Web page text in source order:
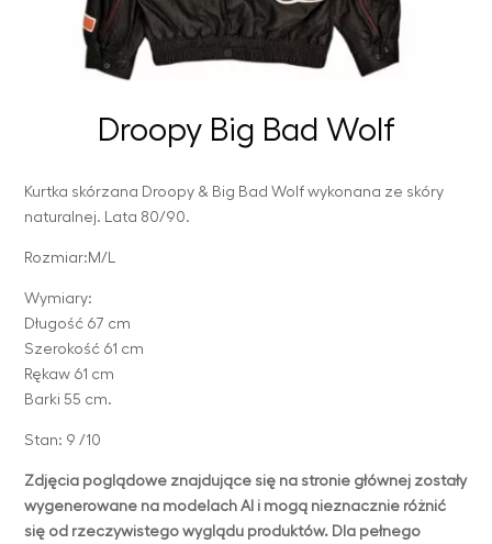
Droopy Big Bad Wolf
Kurtka skórzana Droopy & Big Bad Wolf wykonana ze skóry
naturalnej. Lata 80/90.
Rozmiar:M/L
Wymiary:
Długość 67 cm
Szerokość 61 cm
Rękaw 61 cm
Barki 55 cm.
Stan: 9 /10
Zdjęcia poglądowe znajdujące się na stronie głównej zostały
wygenerowane na modelach AI i mogą nieznacznie różnić
się od rzeczywistego wyglądu produktów. Dla pełnego